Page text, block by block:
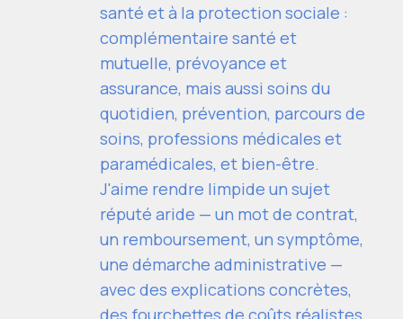
santé et à la protection sociale :
complémentaire santé et
mutuelle, prévoyance et
assurance, mais aussi soins du
quotidien, prévention, parcours de
soins, professions médicales et
paramédicales, et bien-être.
J'aime rendre limpide un sujet
réputé aride — un mot de contrat,
un remboursement, un symptôme,
une démarche administrative —
avec des explications concrètes,
des fourchettes de coûts réalistes